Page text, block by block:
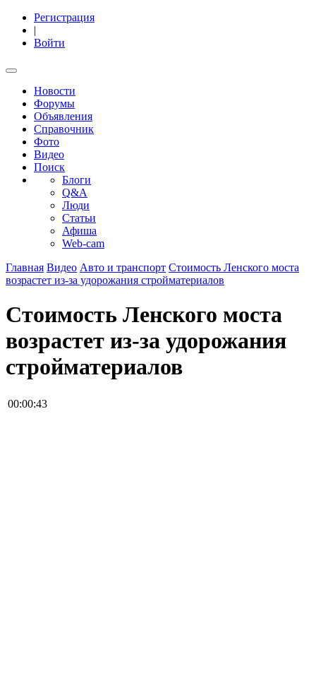
Регистрация
|
Войти
Новости
Форумы
Объявления
Справочник
Фото
Видео
Поиск
Блоги
Q&A
Люди
Статьи
Афиша
Web-cam
Главная Видео Авто и транспорт Стоимость Ленского моста
возрастет из-за удорожания стройматериалов
Стоимость Ленского моста
возрастет из-за удорожания
стройматериалов
00:00:43